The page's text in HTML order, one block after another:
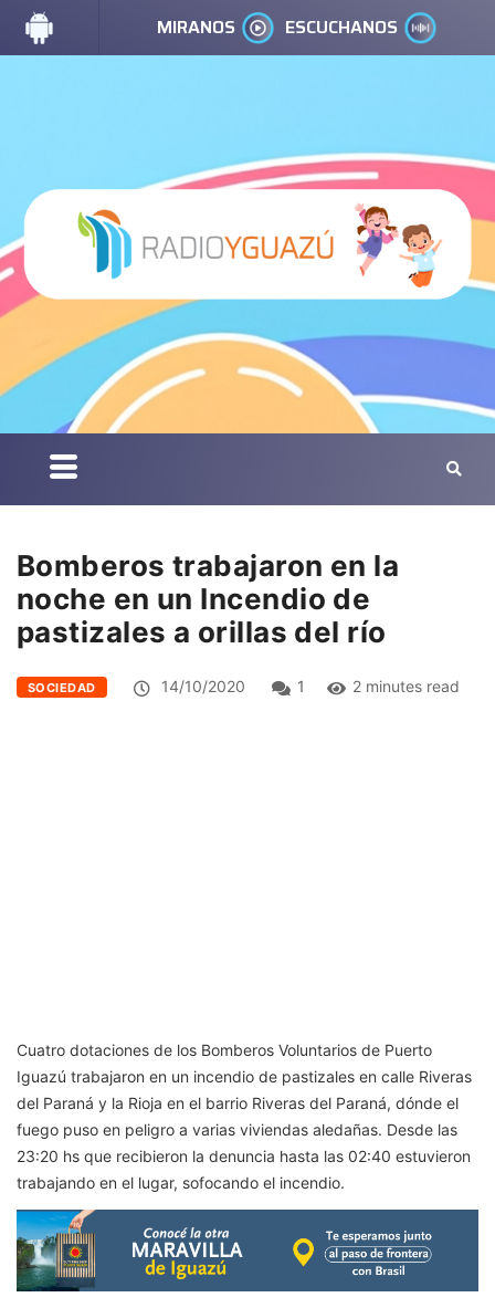
MIRANOS ESCUCHANOS
Bomberos trabajaron en la
noche en un Incendio de
pastizales a orillas del río
SOCIEDAD 14/10/2020 1 2 minutes read
Cuatro dotaciones de los Bomberos Voluntarios de Puerto
Iguazú trabajaron en un incendio de pastizales en calle Riveras
del Paraná y la Rioja en el barrio Riveras del Paraná, dónde el
fuego puso en peligro a varias viviendas aledañas. Desde las
23:20 hs que recibieron la denuncia hasta las 02:40 estuvieron
trabajando en el lugar, sofocando el incendio.